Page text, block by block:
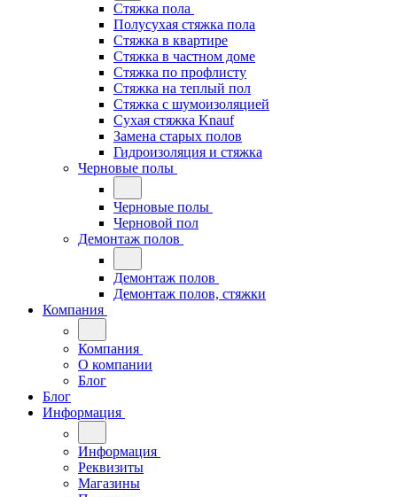
Стяжка пола
Полусухая стяжка пола
Стяжка в квартире
Стяжка в частном доме
Стяжка по профлисту
Стяжка на теплый пол
Стяжка с шумоизоляцией
Сухая стяжка Knauf
Замена старых полов
Гидроизоляция и стяжка
Черновые полы
Черновые полы
Черновой пол
Демонтаж полов
Демонтаж полов
Демонтаж полов, стяжки
Компания
Компания
О компании
Блог
Блог
Информация
Информация
Реквизиты
Магазины